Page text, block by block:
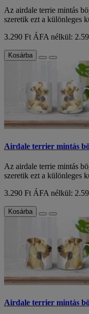
Az airdale terrie mintás
szeretik ezt a különleges
3.290 Ft ÁFA nélkül:
Kosárba
Airdale terrier mintás
Az airdale terrie mintás
szeretik ezt a különleges
3.290 Ft ÁFA nélkül:
Kosárba
Airdale terrier mintás